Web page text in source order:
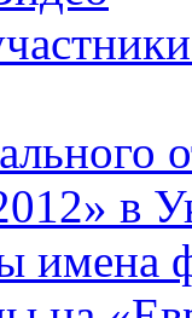
в
имена